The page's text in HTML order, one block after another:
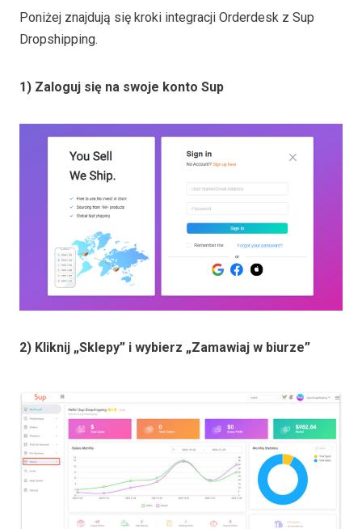
Poniżej znajdują się kroki integracji Orderdesk z Sup
Dropshipping.
1) Zaloguj się na swoje konto Sup
2) Kliknij „Sklepy” i wybierz „Zamawiaj w biurze”